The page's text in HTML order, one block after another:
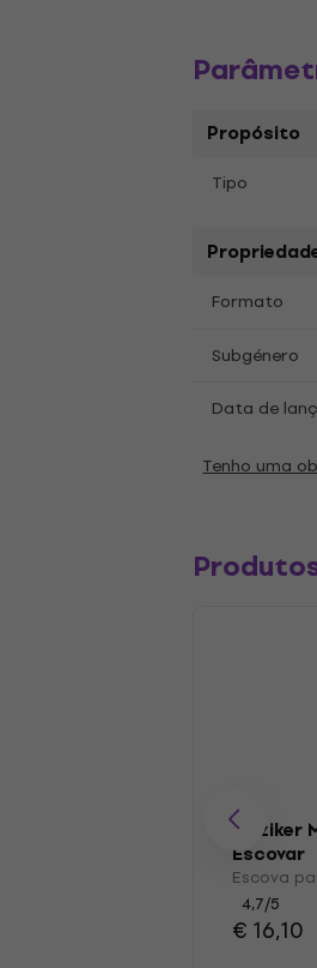
Propósito
Tipo
Formato
Subgénero
Data de
Tenho uma
Muziker
Escovar
Escova
4,7/5
€ 16,10